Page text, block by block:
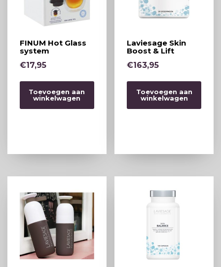
FINUM Hot Glass
system
€17,95
Toevoegen aan
winkelwagen
Laviesage Skin
Boost & Lift
€163,95
Toevoegen aan
winkelwagen